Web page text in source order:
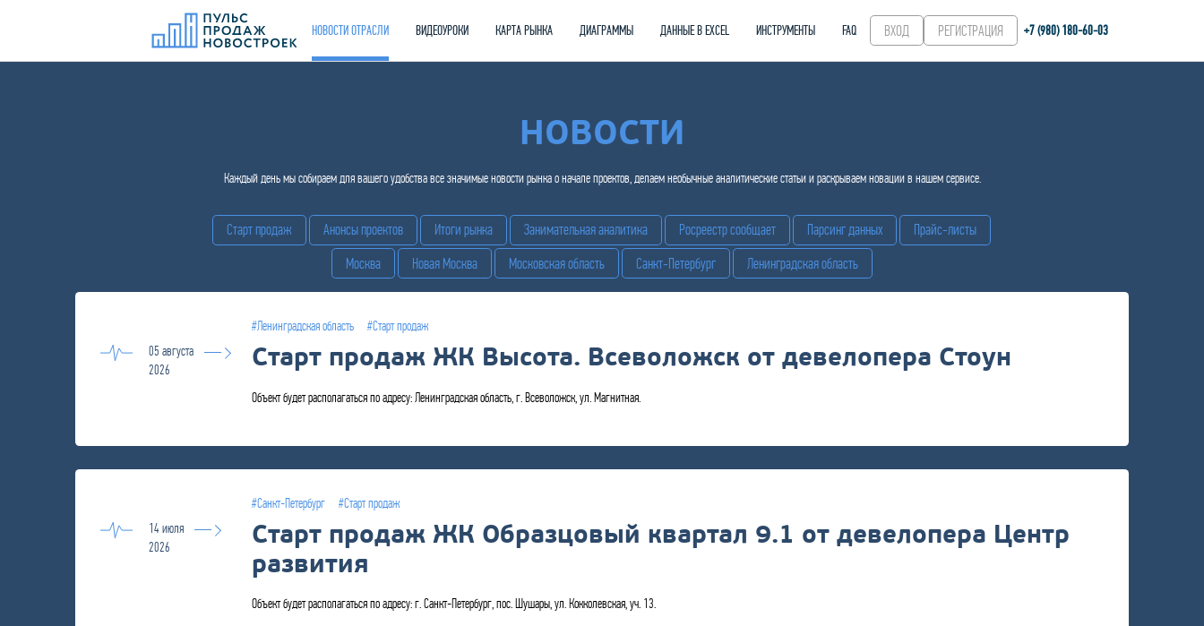
НОВОСТИ ОТРАСЛИ ВИДЕОУРОКИ КАРТА РЫНКА ДИАГРАММЫ ДАННЫЕ В EXCEL ИНСТРУМЕНТЫ FAQ ВХОД РЕГИСТРАЦИЯ +7 (980) 180-60‑03
НОВОСТИ
Каждый день мы собираем для вашего удобства все значимые новости рынка о начале проектов, делаем необычные аналитические статьи и раскрываем новации в нашем сервисе.
Старт продаж Анонсы проектов Итоги рынка Занимательная аналитика Росреестр сообщает Парсинг данных
Прайс-листы
Москва
Новая Москва Московская область Санкт-Петербург Ленинградская область
#Ленинградская область
#Старт продаж
05 августа
2026
Старт продаж ЖК Высота. Всеволожск от девелопера Стоун
Объект будет располагаться по адресу: Ленинградская область, г. Всеволожск, ул. Магнитная.
#Санкт-Петербург
#Старт продаж
14 июля
2026
Старт продаж ЖК Образцовый квартал 9.1 от девелопера Центр
развития
Объект будет располагаться по адресу: г. Санкт-Петербург, пос. Шушары, ул. Кокколевская, уч. 13.